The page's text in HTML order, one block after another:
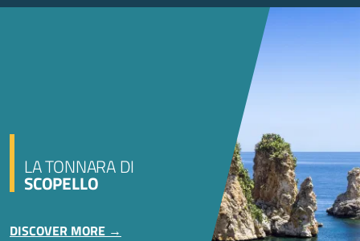
LA TONNARA DI
SCOPELLO
DISCOVER MORE